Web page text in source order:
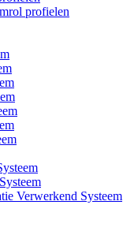
profielen
Verwerkend Systeem